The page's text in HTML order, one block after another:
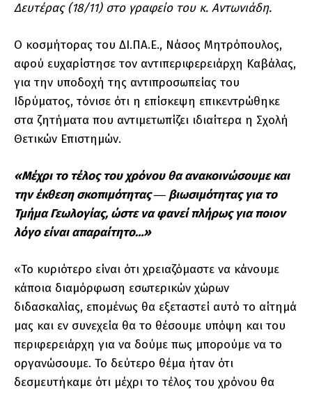
Δευτέρας (18/11) στο γραφείο του κ. Αντωνιάδη.
Ο κοσμήτορας του ΔΙ.ΠΑ.Ε., Νάσος Μητρόπουλος,
αφού ευχαρίστησε τον αντιπεριφερειάρχη Καβάλας,
για την υποδοχή της αντιπροσωπείας του
Ιδρύματος, τόνισε ότι η επίσκεψη επικεντρώθηκε
στα ζητήματα που αντιμετωπίζει ιδιαίτερα η Σχολή
Θετικών Επιστημών.
«Μέχρι το τέλος του χρόνου θα ανακοινώσουμε και
την έκθεση σκοπιμότητας ― βιωσιμότητας για το
Τμήμα Γεωλογίας, ώστε να φανεί πλήρως για ποιον
λόγο είναι απαραίτητο…»
«Το κυριότερο είναι ότι χρειαζόμαστε να κάνουμε
κάποια διαμόρφωση εσωτερικών χώρων
διδασκαλίας, επομένως θα εξεταστεί αυτό το αίτημά
μας και εν συνεχεία θα το θέσουμε υπόψη και του
περιφερειάρχη για να δούμε πως μπορούμε να το
οργανώσουμε. Το δεύτερο θέμα ήταν ότι
δεσμευτήκαμε ότι μέχρι το τέλος του χρόνου θα